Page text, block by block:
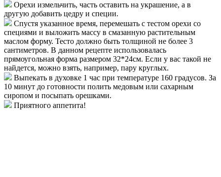
Орехи измельчить, часть оставить на украшение, а в
другую добавить цедру и специи.
Спустя указанное время, перемешать с тестом орехи со
специями и выложить массу в смазанную растительным
маслом форму. Тесто должно быть толщиной не более 3
сантиметров. В данном рецепте использовалась
прямоугольная форма размером 32*24см. Если у вас такой не
найдется, можно взять, например, пару круглых.
Выпекать в духовке 1 час при температуре 160 градусов. За
10 минут до готовности полить медовым или сахарным
сиропом и посыпать орешками.
Приятного аппетита!